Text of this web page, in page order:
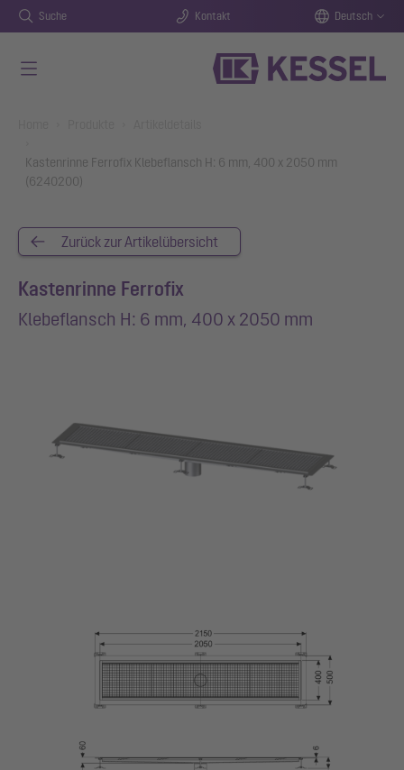
Suche Kontakt Deutsch
Kastenrinne Ferrofix Klebeflansch H: 6 mm, 400 x 2050 mm
(6240200)
Zurück zur Artikelübersicht
Kastenrinne Ferrofix
Klebeflansch H: 6 mm, 400 x 2050 mm